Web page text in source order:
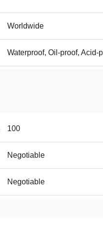
Worldwide
Waterproof, Oil-proof, Acid-
100
Negotiable
Negotiable